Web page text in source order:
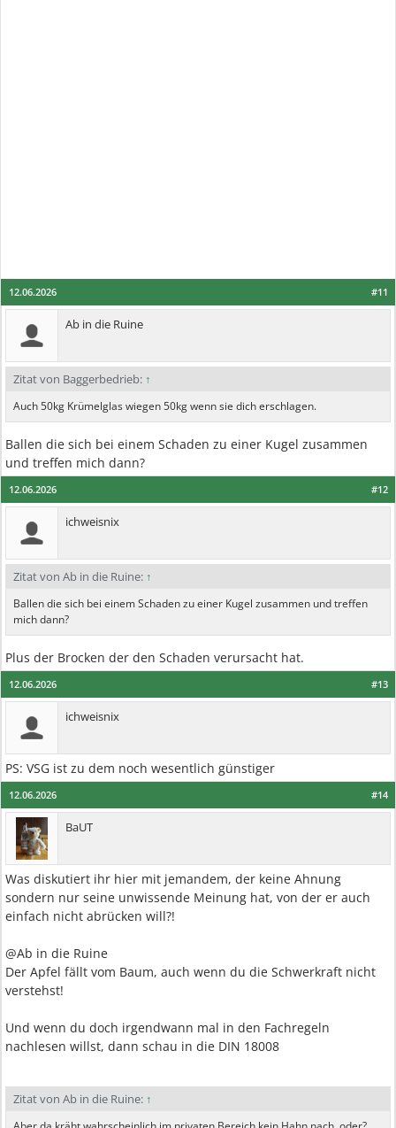
#11
12.06.2026
Ab in die Ruine
Zitat von Baggerbedrieb: ↑
Auch 50kg Krümelglas wiegen 50kg wenn sie dich erschlagen.
Ballen die sich bei einem Schaden zu einer Kugel zusammen
und treffen mich dann?
#12
12.06.2026
ichweisnix
Zitat von Ab in die Ruine: ↑
Ballen die sich bei einem Schaden zu einer Kugel zusammen und treffen
mich dann?
Plus der Brocken der den Schaden verursacht hat.
#13
12.06.2026
ichweisnix
PS: VSG ist zu dem noch wesentlich günstiger
#14
12.06.2026
BaUT
Was diskutiert ihr hier mit jemandem, der keine Ahnung
sondern nur seine unwissende Meinung hat, von der er auch
einfach nicht abrücken will?!
@Ab in die Ruine
Der Apfel fällt vom Baum, auch wenn du die Schwerkraft nicht
verstehst!
Und wenn du doch irgendwann mal in den Fachregeln
nachlesen willst, dann schau in die DIN 18008
Zitat von Ab in die Ruine: ↑